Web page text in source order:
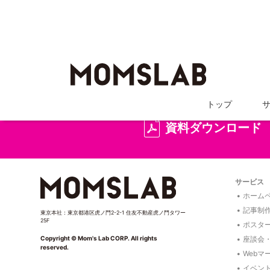
トップ
資料ダウンロード
東京本社：東京都港区虎ノ門2-2-1 住友不動産虎ノ門タワー
25F
Copyright © Mom's Lab CORP. All rights
reserved.
サービス
ホーム
記事制
ポスタ
座談会
Webマ
イベン